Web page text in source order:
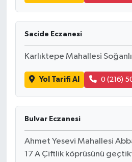
Sacide Eczanesi
Karlıktepe Mahallesi
Yol Tarifi Al 0 (216)
Bulvar Eczanesi
Ahmet Yesevi Mahallesi
17 A Çiftlik köprüsünü